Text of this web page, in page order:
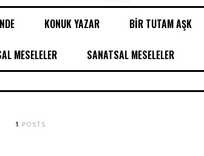
KONUK YAZAR BİR TUTAM AŞK
MESELELER SANATSAL MESELELER
1 POSTS